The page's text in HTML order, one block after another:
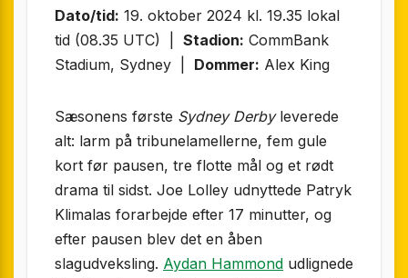
Dato/tid: 19. oktober 2024 kl. 19.35 lokal
tid (08.35 UTC) | Stadion: CommBank
Stadium, Sydney | Dommer: Alex King
Sæsonens første Sydney Derbyleverede
alt: larm på tribunelamellerne, fem gule
kort før pausen, tre flotte mål og et rødt
drama til sidst. Joe Lolley udnyttede Patryk
Klimalas forarbejde efter 17 minutter, og
efter pausen blev det en åben
slagudveksling. Aydan Hammond udlignede